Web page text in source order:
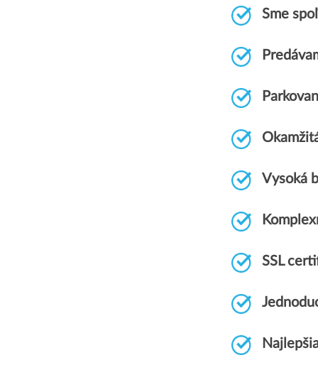
Sme
Vysoká
SSL